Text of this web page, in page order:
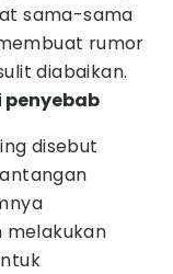
sama-sama
rumor
diabaikan.
disebut
melakukan